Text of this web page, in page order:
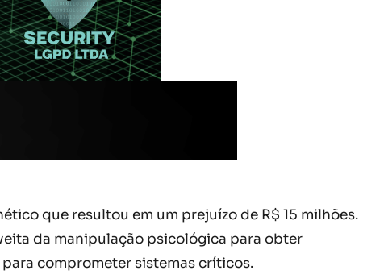
que resultou em um prejuízo de R$ 15 milhões.
da manipulação psicológica para obter
comprometer sistemas críticos.